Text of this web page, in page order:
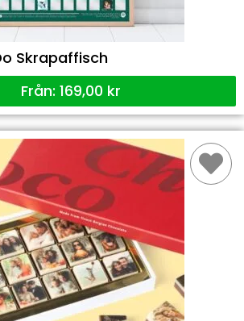
Skrapaffisch
Från: 169,00 kr